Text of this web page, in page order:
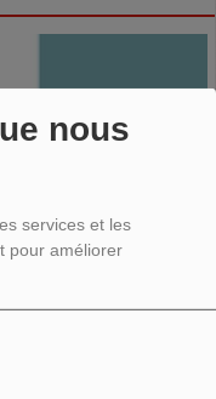
nous
services et les
pour améliorer
LA GRANGE